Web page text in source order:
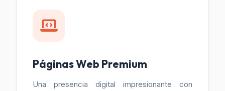
Páginas Web Premium
Una presencia digital impresionante con